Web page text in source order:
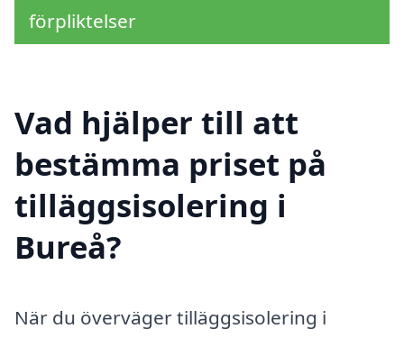
förpliktelser
Vad hjälper till att
bestämma priset på
tilläggsisolering i
Bureå?
När du överväger tilläggsisolering i